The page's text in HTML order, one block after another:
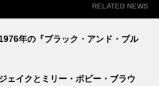
RELATED NEWS
年の『ブラック・アンド・ブル
ェイクとミリー・ボビー・ブラウ